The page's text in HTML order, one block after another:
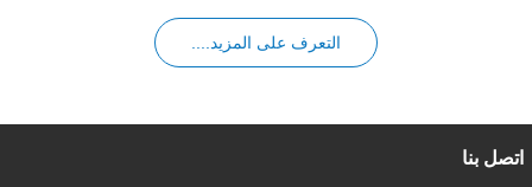
العرض الجماعي للذكرى الستين
التعرف على المزيد....
اتصل بنا